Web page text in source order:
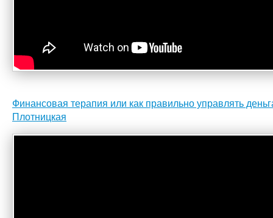
Финансовая терапия или как правильно управлять
Плотницкая